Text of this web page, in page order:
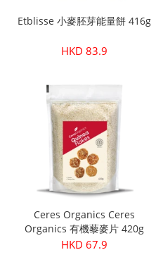
Etblisse 小麥胚芽能量餅 416g
HKD 83.9
Ceres Organics Ceres
Organics 有機藜麥片 420g
HKD 67.9